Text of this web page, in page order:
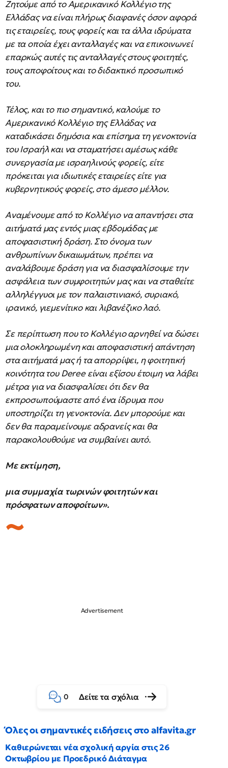
Ζητούμε από το Αμερικανικό Κολλέγιο της
Ελλάδας να είναι πλήρως διαφανές όσον αφορά
τις εταιρείες, τους φορείς και τα άλλα ιδρύματα
με τα οποία έχει ανταλλαγές και να επικοινωνεί
επαρκώς αυτές τις ανταλλαγές στους φοιτητές,
τους αποφοίτους και το διδακτικό προσωπικό
του.
Τέλος, και το πιο σημαντικό, καλούμε το
Αμερικανικό Κολλέγιο της Ελλάδας να
καταδικάσει δημόσια και επίσημα τη γενοκτονία
του Ισραήλ και να σταματήσει αμέσως κάθε
συνεργασία με ισραηλινούς φορείς, είτε
πρόκειται για ιδιωτικές εταιρείες είτε για
κυβερνητικούς φορείς, στο άμεσο μέλλον.
Αναμένουμε από το Κολλέγιο να απαντήσει στα
αιτήματά μας εντός μιας εβδομάδας με
αποφασιστική δράση. Στο όνομα των
ανθρωπίνων δικαιωμάτων, πρέπει να
αναλάβουμε δράση για να διασφαλίσουμε την
ασφάλεια των συμφοιτητών μας και να σταθείτε
αλληλέγγυοι με τον παλαιστινιακό, συριακό,
ιρανικό, γιεμενίτικο και λιβανέζικο λαό.
Σε περίπτωση που το Κολλέγιο αρνηθεί να δώσει
μια ολοκληρωμένη και αποφασιστική απάντηση
στα αιτήματά μας ή τα απορρίψει, η φοιτητική
κοινότητα του Deree είναι εξίσου έτοιμη να λάβει
μέτρα για να διασφαλίσει ότι δεν θα
εκπροσωπούμαστε από ένα ίδρυμα που
υποστηρίζει τη γενοκτονία. Δεν μπορούμε και
δεν θα παραμείνουμε αδρανείς και θα
παρακολουθούμε να συμβαίνει αυτό.
Με εκτίμηση,
μια συμμαχία τωρινών φοιτητών και
πρόσφατων αποφοίτων».
0 Δείτε τα σχόλια
Όλες οι σημαντικές ειδήσεις στο alfavita.gr
Καθιερώνεται νέα σχολική αργία στις 26
Οκτωβρίου με Προεδρικό Διάταγμα